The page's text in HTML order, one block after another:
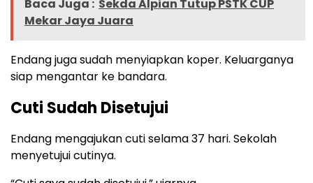
Baca Juga : Sekda Alpian Tutup PSTK CUP
Mekar Jaya Juara
Endang juga sudah menyiapkan koper. Keluarganya
siap mengantar ke bandara.
Cuti Sudah Disetujui
Endang mengajukan cuti selama 37 hari. Sekolah
menyetujui cutinya.